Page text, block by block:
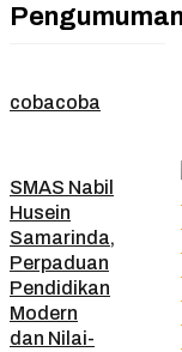
cobacoba
SMAS Nabil
Husein
Samarinda,
Perpaduan
Pendidikan
Modern
dan Nilai-